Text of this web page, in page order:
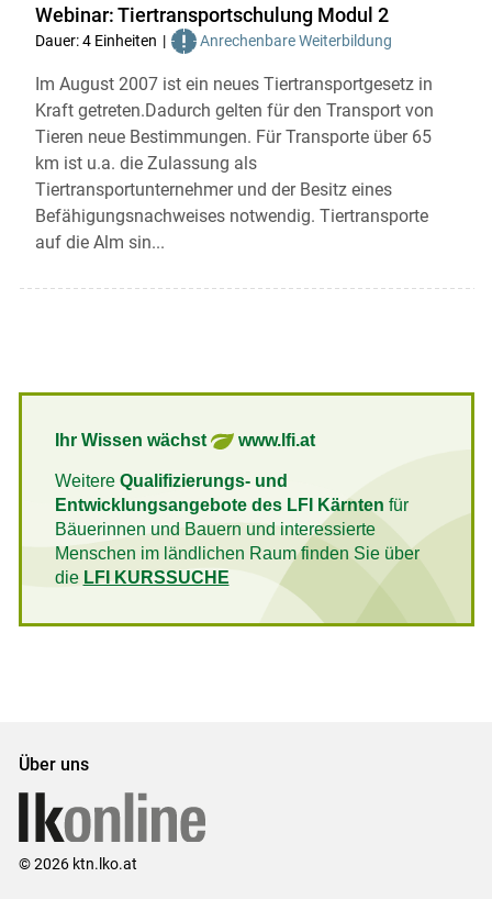
Webinar: Tiertransportschulung Modul 2
Dauer: 4 Einheiten Anrechenbare Weiterbildung
Im August 2007 ist ein neues Tiertransportgesetz in
Kraft getreten.Dadurch gelten für den Transport von
Tieren neue Bestimmungen. Für Transporte über 65
km ist u.a. die Zulassung als
Tiertransportunternehmer und der Besitz eines
Befähigungsnachweises notwendig. Tiertransporte
auf die Alm sin...
Ihr Wissen wächst www.lfi.at
Weitere Qualifizierungs- und
Entwicklungsangebote des LFI Kärnten für
Bäuerinnen und Bauern und interessierte
Menschen im ländlichen Raum finden Sie über
die LFI KURSSUCHE
Über uns
© 2026 ktn.lko.at